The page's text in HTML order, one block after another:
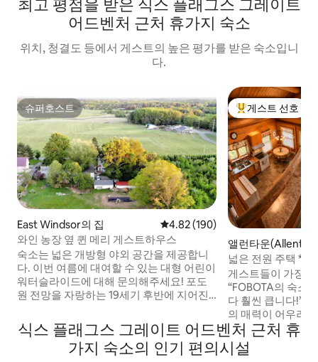
최고 평점을 받은 식스 플래그스 그레이트
어드벤처 근처 휴가지 숙소
위치, 청결도 등에서 게스트의 높은 평가를 받은 숙소입니
다.
슈퍼호스트
슈퍼호스트
East Windsor의 집 평점 4.82점(5점 만점), 후기 190
4.82 (190)
와인 농장 옆 퀸 메리 게스트하우스
숙소는 넓은 개방형 야외 공간을 제공합니
다. 이번 여름에 대여할 수 있는 대형 어린이
워터슬라이드에 대해 문의해주세요! 포도
원 전망을 자랑하는 19세기 후반에 지어진
대하여 함께 시간을 보내보는 건 어떨까요?
장작을 태우는 벽난로 옆에서 편안한 저녁
을 즐기거나, 친구들과 보드게임을 즐기거
상위 게스트 선호
게스트 선호
앨런타운
체험 숙소
넓은 전
게스트들이 가장
“FOBOTA의 숙소
다 훨씬 큽니다!”
의 매력이 어우러
모의 말 농장인
별한 날을 위해, 사
을 위해, 또는 편안
식스 플래그스 그레이트 어드벤처 근처 휴
가지 숙소의 인기 편의시설